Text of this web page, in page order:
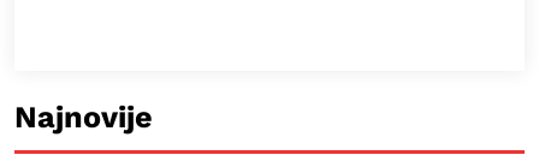
Najnovije